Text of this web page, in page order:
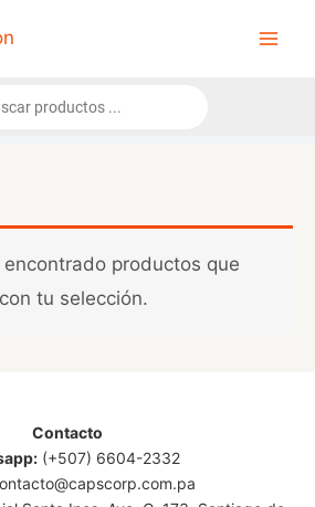
encontrado productos que
tu selección.
Contacto
(+507) 6604-2332